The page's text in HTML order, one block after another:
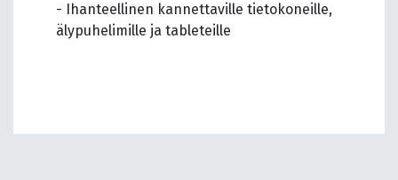
- Ihanteellinen kannettaville tietokoneille,
älypuhelimille ja tableteille